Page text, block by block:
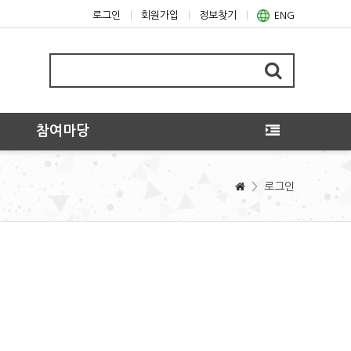
로그인 회원가입 정보찾기 ENG
참여마당
> 로그인